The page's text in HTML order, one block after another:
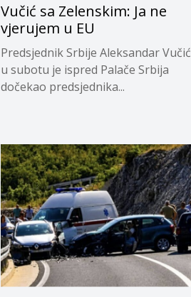
Vučić sa Zelenskim: Ja ne
vjerujem u EU
Predsjednik Srbije Aleksandar Vučić
u subotu je ispred Palače Srbija
dočekao predsjednika...